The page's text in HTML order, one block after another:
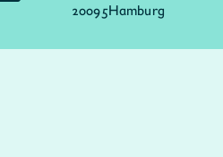
20095Hamburg